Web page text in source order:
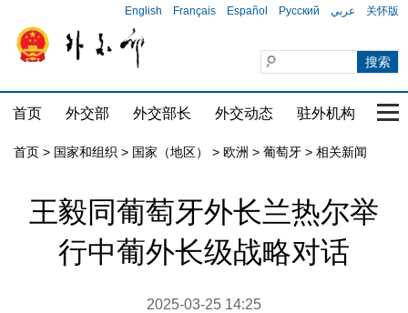
English Français Español Русский عربي 关怀版
首页 外交部 外交部长 外交动态 驻外机构 国
首页 > 国家和组织 > 国家（地区） > 欧洲 > 葡萄牙 > 相关新闻
王毅同葡萄牙外长兰热尔举
行中葡外长级战略对话
2025-03-25 14:25